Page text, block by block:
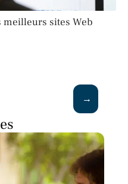
meilleurs sites Web